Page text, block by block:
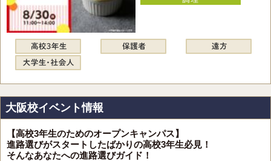
大阪校イベント情報
【高校3年生のためのオープンキャンパス】
進路選びがスタートしたばかりの高校3年生必見！
そんなあなたへの進路選びガイド！